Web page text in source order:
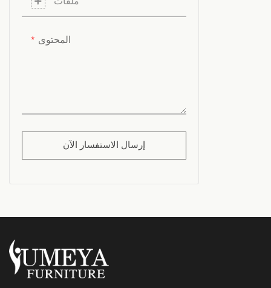
المحتوى
إرسال الاستفسار الآن